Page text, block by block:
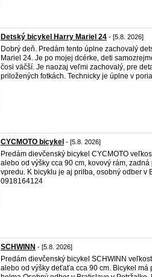
Detský bicykel Harry Mariel 24 - [5.8. 2026]
Dobrý deň. Predám tento úplne zachovalý
Mariel 24. Je po mojej dcérke, deti
čosi väčší. Je naozaj veľmi zachovalý, pre
priložených fotkách. Technicky je úplne v
CYCMOTO bicykel - [5.8. 2026]
Predám dievčenský bicykel CYCMOTO
alebo od výšky cca 90 cm, kovový rám,
vpredu. K bicyklu je aj prilba, osobný odber v
0918164124
SCHWINN - [5.8. 2026]
Predám dievčenský bicykel SCHWINN
alebo od výšky deťaťa cca 90 cm. Bicykel má